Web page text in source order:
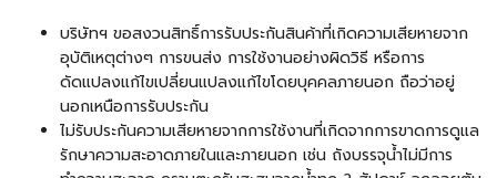
บริษัทฯ ขอสงวนสิทธิ์การรับประกันสินค้าที่เกิดความเสียหายจาก
อุบัติเหตุต่างๆ การขนส่ง การใช้งานอย่างผิดวิธี หรือการ
ดัดแปลงแก้ไขเปลี่ยนแปลงแก้ไขโดยบุคคลภายนอก ถือว่าอยู่
นอกเหนือการรับประกัน
ไม่รับประกันความเสียหายจากการใช้งานที่เกิดจากการขาดการดูแล
รักษาความสะอาดภายในและภายนอก เช่น ถังบรรจุน้ำไม่มีการ